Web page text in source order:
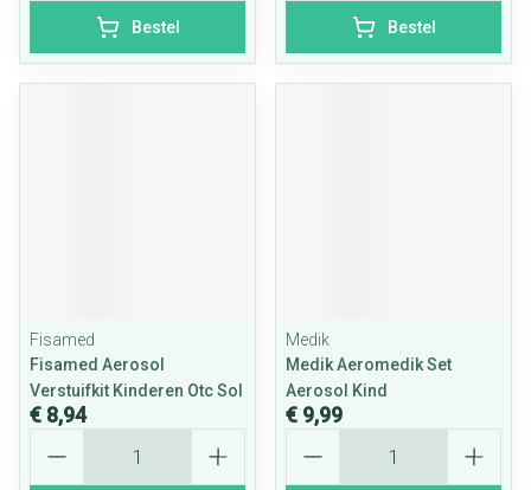
Bestel Bestel
Fisamed
Fisamed Aerosol
Verstuifkit Kinderen Otc Sol
€ 8,94
Medik
Medik Aeromedik Set
Aerosol Kind
€ 9,99